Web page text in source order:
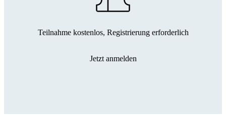
Teilnahme kostenlos, Registrierung erforderlich
Jetzt anmelden